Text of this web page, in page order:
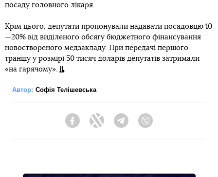
посаду головного лікаря.
Крім цього, депутати пропонували надавати посадовцю 10
—20% від виділеного обсягу бюджетного фінансування
новоствореного медзакладу. При передачі першого
траншу у розмірі 50 тисяч доларів депутатів затримали
«на гарячому».
Автор: Софія Телішевська
FacebookTwitter Telegram